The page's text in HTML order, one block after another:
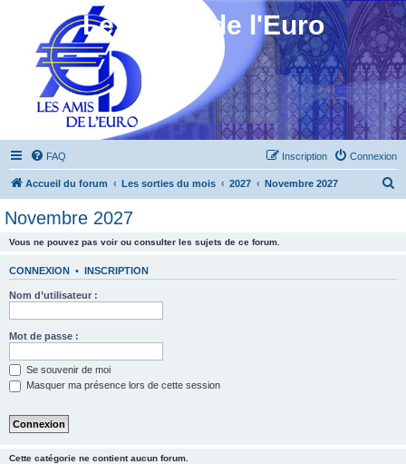
Les Amis de l'Euro
FAQ Connexion
Inscription
Accueil du forum Les sorties du mois 2027 Novembre 2027
Novembre 2027
Vous ne pouvez pas voir ou consulter les sujets de ce forum.
CONNEXION • INSCRIPTION
Nom d’utilisateur :
Mot de passe :
Se souvenir de moi
Masquer ma présence lors de cette session
Cette catégorie ne contient aucun forum.